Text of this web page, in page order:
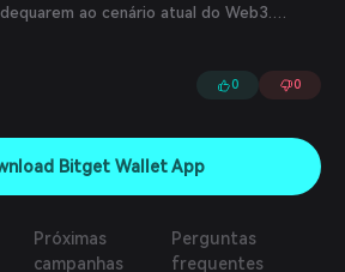
ao cenário atual do Web3.
semelhantes a spreads de opções
0 0
Bitget Wallet App
Próximas
campanhas
Perguntas
frequentes